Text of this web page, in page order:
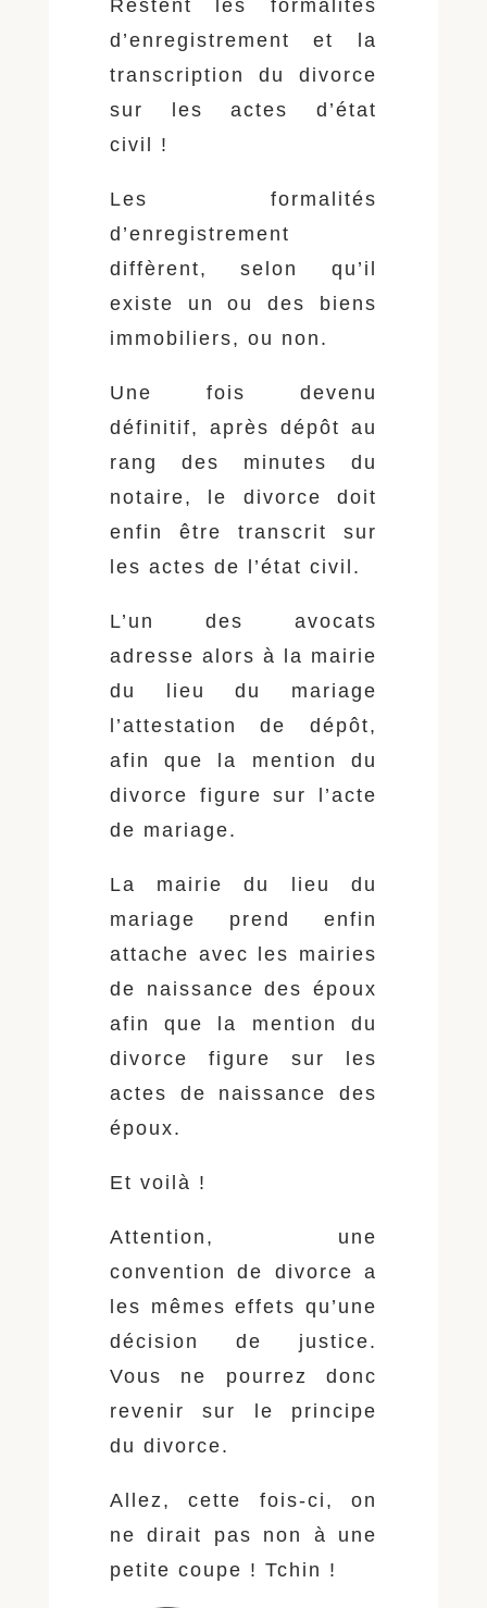
Restent les formalités
d’enregistrement et la
transcription du divorce
sur les actes d’état
civil !
Les formalités
d’enregistrement
diffèrent, selon qu’il
existe un ou des biens
immobiliers, ou non.
Une fois devenu
définitif, après dépôt au
rang des minutes du
notaire, le divorce doit
enfin être transcrit sur
les actes de l’état civil.
L’un des avocats
adresse alors à la mairie
du lieu du mariage
l’attestation de dépôt,
afin que la mention du
divorce figure sur l’acte
de mariage.
La mairie du lieu du
mariage prend enfin
attache avec les mairies
de naissance des époux
afin que la mention du
divorce figure sur les
actes de naissance des
époux.
Et voilà !
Attention, une
convention de divorce a
les mêmes effets qu’une
décision de justice.
Vous ne pourrez donc
revenir sur le principe
du divorce.
Allez, cette fois-ci, on
ne dirait pas non à une
petite coupe ! Tchin !